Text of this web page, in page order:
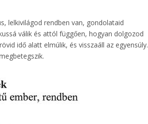
lelkivilágod rendben van, gondolataid
válik és attól függően, hogyan dolgozod
idő alatt elmúlik, és visszaáll az egyensúly.